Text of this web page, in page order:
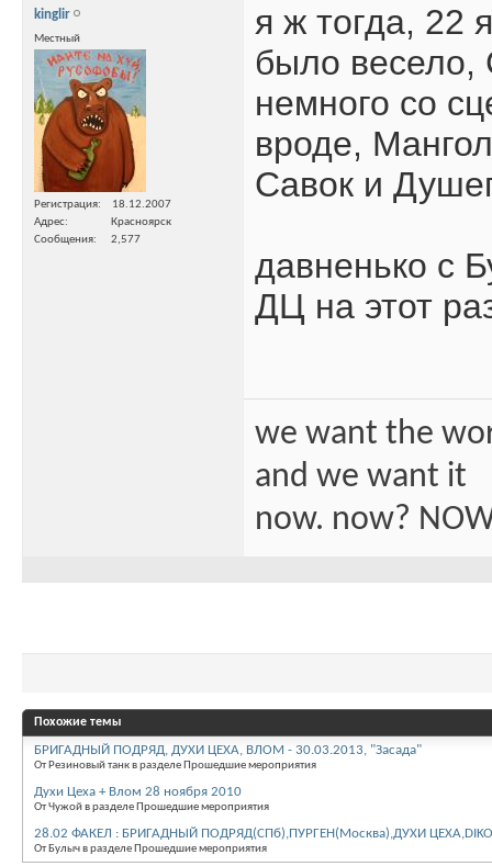
kinglir
Местный
Регистрация
18.12.2007
Адрес
Красноярск
Сообщения
2,577
я ж тогда, 22
было весело,
немного со
вроде,
Савок и
давненько с
ДЦ на этот
we want the
and we want it
now. now?
Похожие темы
БРИГАДНЫЙ ПОДРЯД, ДУХИ ЦЕХА, ВЛОМ - 30.03.2013, "Засада"
От Резиновый танк в разделе Прошедшие мероприятия
Духи Цеха + Влом 28 ноября 2010
От Чужой в разделе Прошедшие мероприятия
28.02 ФАКЕЛ : БРИГАДНЫЙ ПОДРЯД(СПб),ПУРГЕН(Москва),ДУХИ
От Булыч в разделе Прошедшие мероприятия